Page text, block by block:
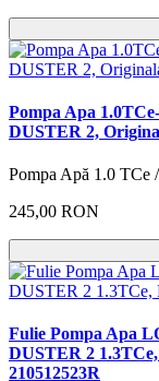
Pompa Apa
DUSTER 2,
Pompa Apă 1.0
245,00 RON
Fulie Pompa Apa
DUSTER 2
210512523R